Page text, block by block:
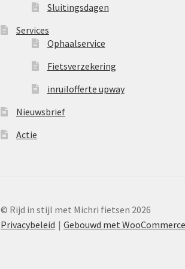
Sluitingsdagen
Services
Ophaalservice
Fietsverzekering
inruilofferte upway
Nieuwsbrief
Actie
© Rijd in stijl met Michri fietsen 2026
Privacybeleid
Gebouwd met